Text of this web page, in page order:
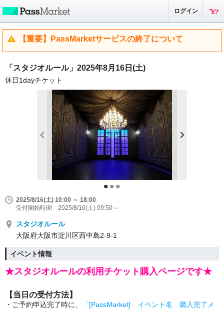
ログイン
【重要】PassMarketサービスの終了について
「スタジオルール」2025年8月16日(土)
休日1dayチケット
2025/8/16(土) 10:00 ～ 18:00
受付開始時間 2025/8/16(土) 09:50～
スタジオルール
大阪府大阪市淀川区西中島2-9-1
イベント情報
★スタジオルールの利用チケット購入ページです★
【当日の受付方法】
・ご予約申込完了時に、
「[PassMarket] イベント名 購入完了メ